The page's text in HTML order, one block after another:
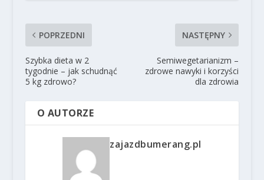
POPRZEDNI
Szybka dieta w 2
tygodnie – jak schudnąć
5 kg zdrowo?
NASTĘPNY
Semiwegetarianizm –
zdrowe nawyki i korzyści
dla zdrowia
O AUTORZE
zajazdbumerang.pl